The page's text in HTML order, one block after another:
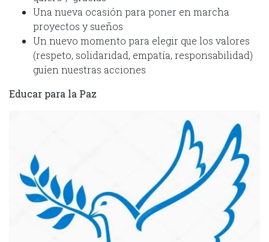
Una nueva ocasión para poner en marcha
proyectos y sueños
Un nuevo momento para elegir que los valores
(respeto, solidaridad, empatía, responsabilidad)
guíen nuestras acciones
Educar para la Paz